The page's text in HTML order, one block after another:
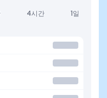
4시간 1일